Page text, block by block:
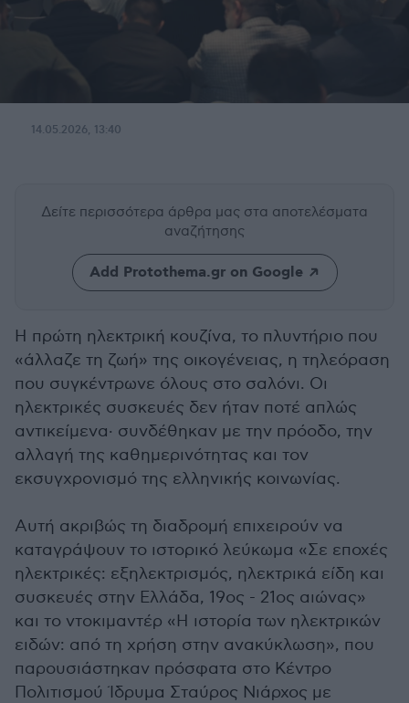
14.05.2026, 13:40
Δείτε περισσότερα άρθρα μας στα αποτελέσματα
αναζήτησης
Add Protothema.gr on Google
Η πρώτη ηλεκτρική κουζίνα, το πλυντήριο που
«άλλαζε τη ζωή» της οικογένειας, η τηλεόραση
που συγκέντρωνε όλους στο σαλόνι. Οι
ηλεκτρικές συσκευές δεν ήταν ποτέ απλώς
αντικείμενα· συνδέθηκαν με την πρόοδο, την
αλλαγή της καθημερινότητας και τον
εκσυγχρονισμό της ελληνικής κοινωνίας.
Αυτή ακριβώς τη διαδρομή επιχειρούν να
καταγράψουν το ιστορικό λεύκωμα «Σε εποχές
ηλεκτρικές: εξηλεκτρισμός, ηλεκτρικά είδη και
συσκευές στην Ελλάδα, 19ος - 21ος αιώνας»
και το ντοκιμαντέρ «Η ιστορία των ηλεκτρικών
ειδών: από τη χρήση στην ανακύκλωση», που
παρουσιάστηκαν πρόσφατα στο Κέντρο
Πολιτισμού Ίδρυμα Σταύρος Νιάρχος με